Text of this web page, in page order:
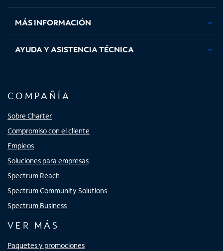
nuevanuevanuevanueva
MÁS INFORMACIÓN
AYUDA Y ASISTENCIA TÉCNICA
COMPAÑÍA
Sobre Charter
Compromiso con el cliente
Empleos
Soluciones para empresas
Spectrum Reach
Spectrum Community Solutions
Spectrum Business
VER MÁS
Paquetes y promociones